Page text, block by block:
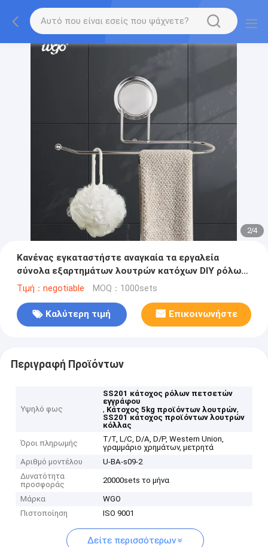
2/4
Κανένας εγκαταστήστε αναγκαία τα εργαλεία
σύνολα εξαρτημάτων λουτρών κατόχων DIY ρόλων
πετσετών εγγράφου
Τιμή：negotiable MOQ：1000sets
Καλύτερη τιμή Επικοινωνήστε
Περιγραφή Προϊόντων
Υψηλό φως
SS201 κάτοχος ρόλων πετσετών
εγγράφου
, Κάτοχος 5kg προϊόντων λουτρών,
SS201 κάτοχος προϊόντων λουτρών
κόλλας
Όροι πληρωμής
T/T, L/C, D/A, D/P, Western Union,
γραμμάριο χρημάτων, μετρητά
Αριθμό μοντέλου
U-BA-s09-2
Δυνατότητα
προσφοράς
20000sets το μήνα
Μάρκα
WGO
Πιστοποίηση
ISO 9001
Δείτε περισσότερων